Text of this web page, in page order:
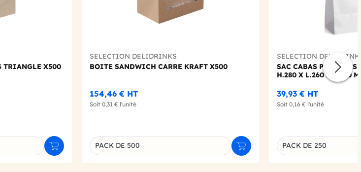
TRIANGLE X500
Ajouter au panier
SELECTION DELIDRINKS
BOITE SANDWICH CARRE KRAFT X500
154,46 € HT
Soit 0,31 € l'unité
Déclinaison du produit
PACK DE 500 Ajouter au panier
SELECTION
SAC CABAS POIGNEES
H.280 X L.260 X P.200
39,93 € HT
Soit 0,16 € l'unité
Déclinaison du produit
PACK DE 250